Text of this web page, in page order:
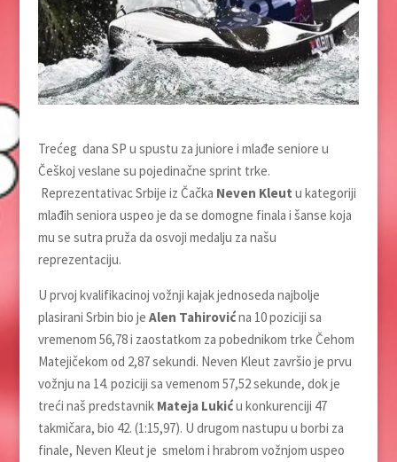
Trećeg dana SP u spustu za juniore i mlađe seniore u
Češkoj veslane su pojedinačne sprint trke.
Reprezentativac Srbije iz Čačka Neven Kleut u kategoriji
mlađih seniora uspeo je da se domogne finala i šanse koja
mu se sutra pruža da osvoji medalju za našu
reprezentaciju.
U prvoj kvalifikacinoj vožnji kajak jednoseda najbolje
plasirani Srbin bio je Alen Tahirovićna 10 poziciji sa
vremenom 56,78 i zaostatkom za pobednikom trke Čehom
Matejičekom od 2,87 sekundi. Neven Kleut završio je prvu
vožnju na 14. poziciji sa vemenom 57,52 sekunde, dok je
treći naš predstavnik Mateja Lukiću konkurenciji 47
takmičara, bio 42. (1:15,97). U drugom nastupu u borbi za
finale, Neven Kleut je smelom i hrabrom vožnjom uspeo